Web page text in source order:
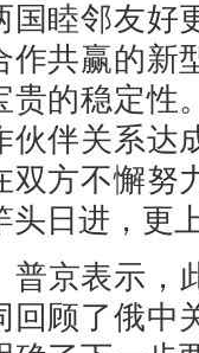
国睦邻友好
作共赢的新
贵的稳定性
伙伴关系达
双方不懈努
头日进，更
普京表示，
回顾了俄中